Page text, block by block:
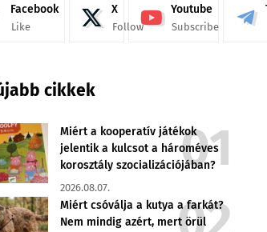
Facebook
Like
X
Follow
Youtube
Subscribe
cikkek
Miért a kooperatív játékok
jelentik a kulcsot a hároméves
korosztály szocializációjában?
2026.08.07.
Miért csóválja a kutya a farkát?
Nem mindig azért, mert örül